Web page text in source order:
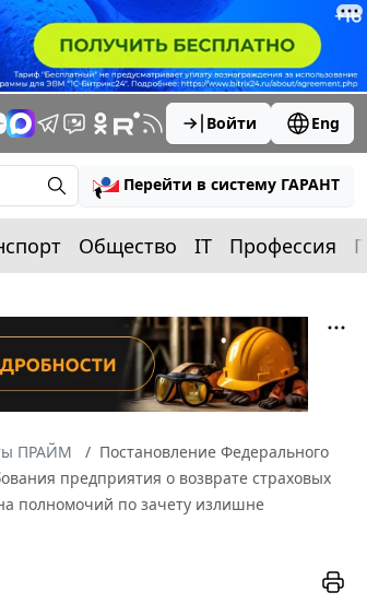
Войти Eng
Перейти в систему ГАРАНТ
Общество IT Профессия
ПРАЙМ
Постановление Федерального
предприятия о возврате страховых
полномочий по зачету излишне